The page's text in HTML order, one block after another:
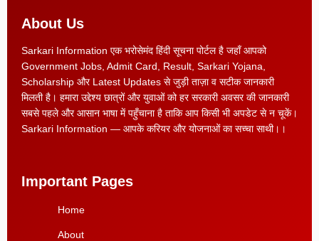
About Us
Sarkari Information एक भरोसेमंद हिंदी सूचना पोर्टल है जहाँ आपको
Government Jobs, Admit Card, Result, Sarkari Yojana,
Scholarship और Latest Updates से जुड़ी ताज़ा व सटीक जानकारी
मिलती है। हमारा उद्देश्य छात्रों और युवाओं को हर सरकारी अवसर की जानकारी
सबसे पहले और आसान भाषा में पहुँचाना है ताकि आप किसी भी अपडेट से न चूकें।
Sarkari Information — आपके करियर और योजनाओं का सच्चा साथी।।
Important Pages
Home
About